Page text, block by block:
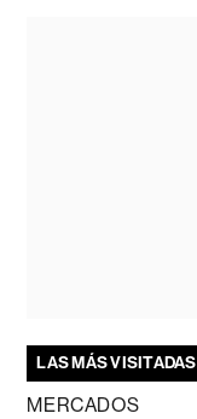
LAS MÁS VISITADAS
MERCADOS